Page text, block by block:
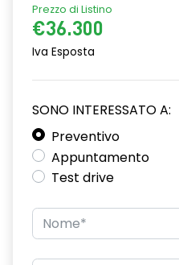
Prezzo di Listino
€36.300
Iva Esposta
SONO INTERESSATO A:
Preventivo
Appuntamento
Test drive